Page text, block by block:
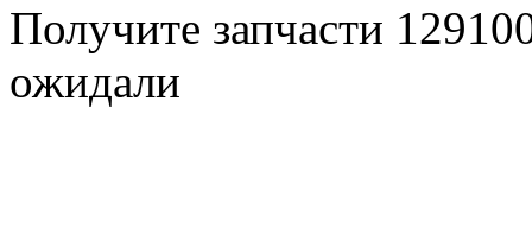
Получите запчасти
ожидали